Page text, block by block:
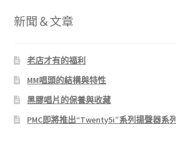
新聞＆文章
老店才有的福利
MM唱頭的結構與特性
黑膠唱片的保養與收藏
PMC即將推出“Twenty5i”系列揚聲器系列